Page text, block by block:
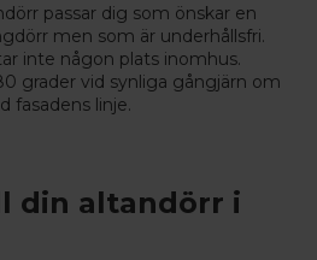
passar dig som önskar en
men som är underhållsfri.
inte någon plats inomhus.
grader vid synliga gångjärn om
fasadens linje.
din altandörr i